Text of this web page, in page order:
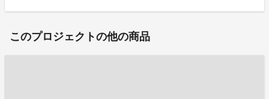
このプロジェクトの他の商品